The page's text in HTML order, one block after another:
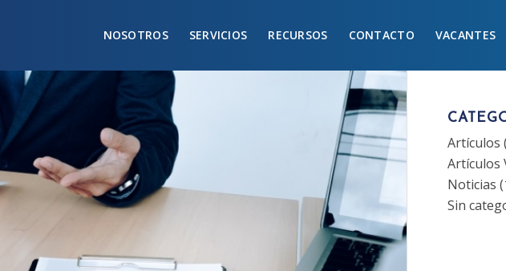
NOSOTROS SERVICIOS RECURSOS CONTACTO VACANTES
Artículos
Artículos
Noticias
Sin